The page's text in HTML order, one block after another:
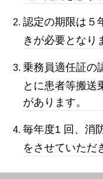
認定の期限は５
きが必要となり
乗務員適任証の
とに患者等搬送
があります。
毎年度1 回、消
をさせていただ